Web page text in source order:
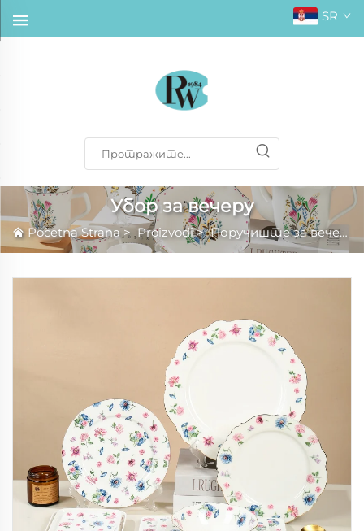
SR
Убор за вечеру
Početna Strana>Proizvodi>Поручиште за вечеру